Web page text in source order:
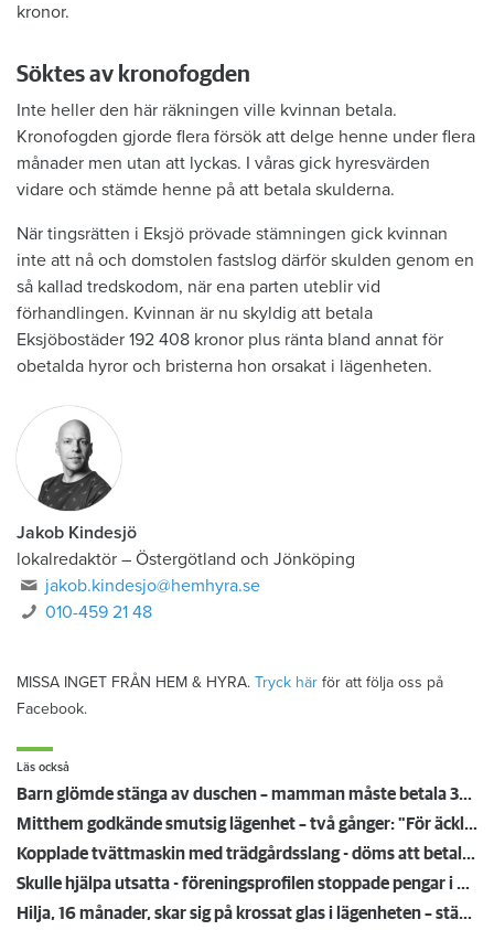
kronor.
Söktes av kronofogden
Inte heller den här räkningen ville kvinnan betala.
Kronofogden gjorde flera försök att delge henne under flera
månader men utan att lyckas. I våras gick hyresvärden
vidare och stämde henne på att betala skulderna.
När tingsrätten i Eksjö prövade stämningen gick kvinnan
inte att nå och domstolen fastslog därför skulden genom en
så kallad tredskodom, när ena parten uteblir vid
förhandlingen. Kvinnan är nu skyldig att betala
Eksjöbostäder 192 408 kronor plus ränta bland annat för
obetalda hyror och bristerna hon orsakat i lägenheten.
Jakob Kindesjö
lokalredaktör – Östergötland och Jönköping
jakob.kindesjo@hemhyra.se
010-459 21 48
MISSA INGET FRÅN HEM & HYRA. Tryck här för att följa oss på
Facebook.
Läs också
Barn glömde stänga av duschen – mamman måste betala 300 000
Mitthem godkände smutsig lägenhet – två gånger: "För äckligt för att flytta in"
Kopplade tvättmaskin med trädgårdsslang - döms att betala en miljon efter vattenskada
Skulle hjälpa utsatta - föreningsprofilen stoppade pengar i egen ficka
Hilja, 16 månader, skar sig på krossat glas i lägenheten – städmiss från tidigare hyresgäst